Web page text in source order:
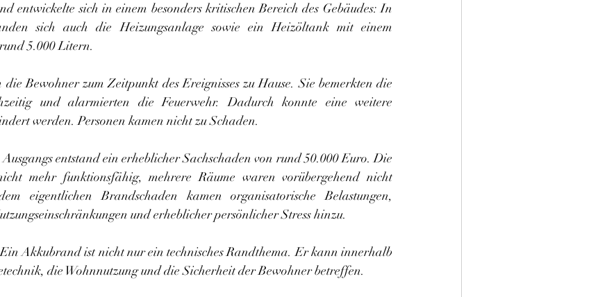
entwickelte sich in einem besonders kritischen Bereich des Gebäudes: In
sich auch die Heizungsanlage sowie ein Heizöltank mit einem
5.000 Litern.
Bewohner zum Zeitpunkt des Ereignisses zu Hause. Sie bemerkten die
und alarmierten die Feuerwehr. Dadurch konnte eine weitere
werden. Personen kamen nicht zu Schaden.
entstand ein erheblicher Sachschaden von rund 50.000 Euro. Die
mehr funktionsfähig, mehrere Räume waren vorübergehend nicht
eigentlichen Brandschaden kamen organisatorische Belastungen,
und erheblicher persönlicher Stress hinzu.
Akkubrand ist nicht nur ein technisches Randthema. Er kann innerhalb
die Wohnnutzung und die Sicherheit der Bewohner betreffen.